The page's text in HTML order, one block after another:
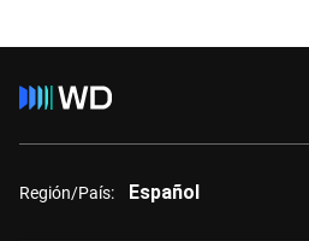
Región/País: Español